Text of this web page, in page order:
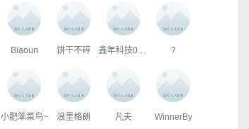
Biaoun 饼干不碎 ?
小肥笨菜鸟~ 浪里格朗 凡夫 WinnerBy